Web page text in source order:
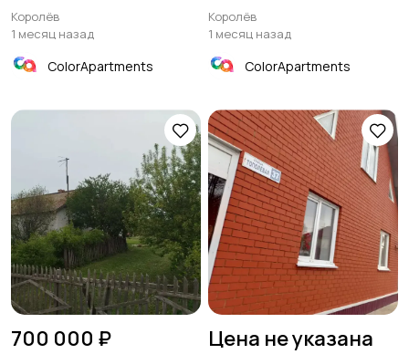
Королёв
1 месяц назад
ColorApartments
Королёв
1 месяц назад
ColorApartments
700 000 ₽ Цена не указана